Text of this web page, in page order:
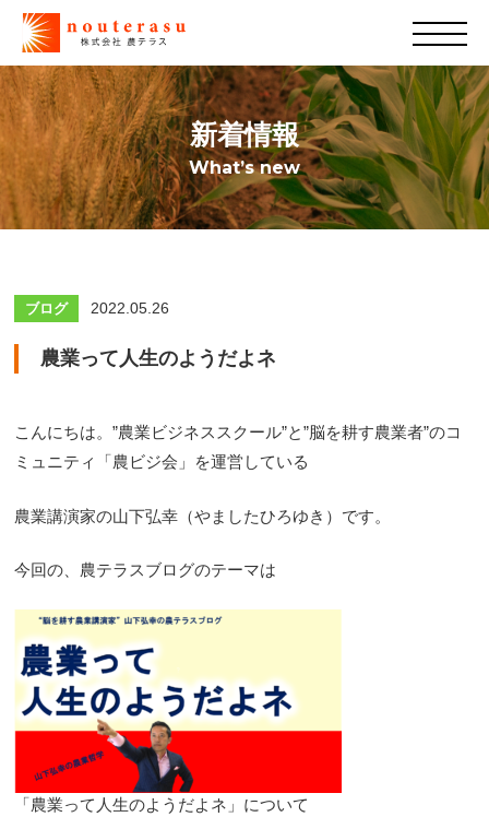
新着情報
What’s new
ブログ 2022.05.26
農業って人生のようだよネ
こんにちは。”農業ビジネススクール”と”脳を耕す農業者”のコ
ミュニティ「農ビジ会」を運営している
農業講演家の山下弘幸（やましたひろゆき）です。
今回の、農テラスブログのテーマは
「農業って人生のようだよネ」について